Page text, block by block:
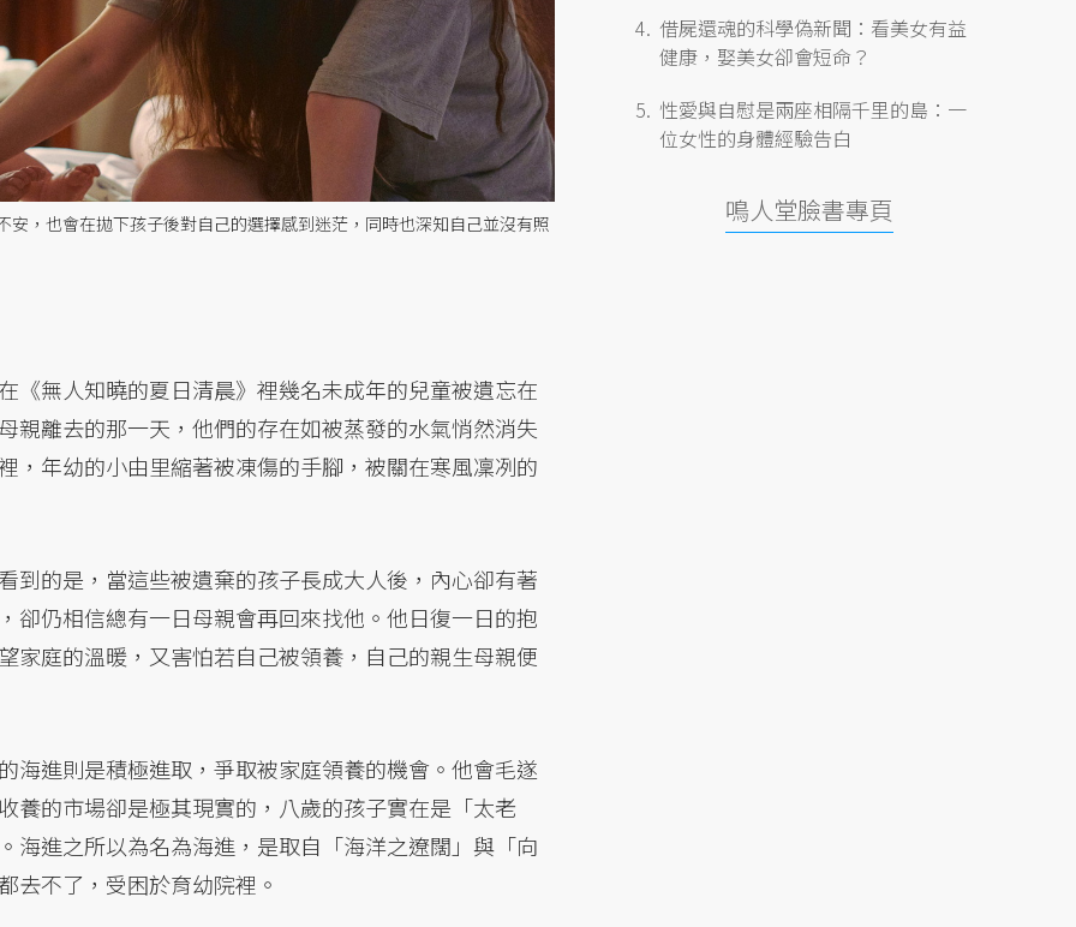
，也會在拋下孩子後對自己的選擇感到迷茫，同時也深知自己並沒有照
《無人知曉的夏日清晨》裡幾名未成年的兒童被遺忘在
親離去的那一天，他們的存在如被蒸發的水氣悄然消失
，年幼的小由里縮著被凍傷的手腳，被關在寒風凜冽的
到的是，當這些被遺棄的孩子長成大人後，內心卻有著
卻仍相信總有一日母親會再回來找他。他日復一日的抱
家庭的溫暖，又害怕若自己被領養，自己的親生母親便
海進則是積極進取，爭取被家庭領養的機會。他會毛遂
養的市場卻是極其現實的，八歲的孩子實在是「太老
海進之所以為名為海進，是取自「海洋之遼闊」與「向
去不了，受困於育幼院裡。
借屍還魂的科學偽新聞：看美女有益
健康，娶美女卻會短命？
性愛與自慰是兩座相隔千里的島：一
位女性的身體經驗告白
鳴人堂臉書專頁